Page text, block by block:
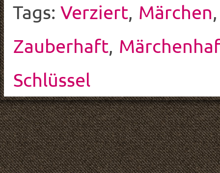
Tags: Verziert, Märchen
Zauberhaft,
Schlüssel